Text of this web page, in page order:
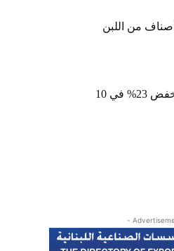
«الاقتصاد» تعلّق التداول بـ9 أصناف من اللبن
الرخص العقارية المسجّلة تنخفض 23% في 10